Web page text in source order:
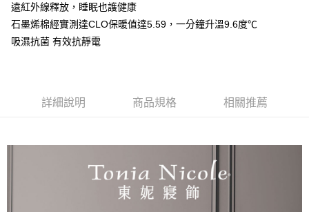
遠紅外線釋放，睡眠也護健康
石墨烯棉經實測達CLO保暖值達5.59，一分鐘升溫9.6度℃
吸濕抗菌 有效抗靜電
詳細說明 商品規格 相關推薦